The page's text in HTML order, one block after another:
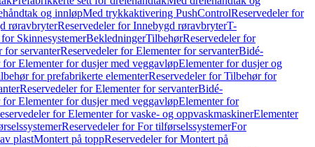
og innløpMed trykkaktivering PushControlReservedeler for
røravbryterReservedeler for Innebygd røravbryterT-
SkinnesystemerBekledningerTilbehørReservedeler for
for servanterReservedeler for Elementer for servanterBidé-
for Elementer for dusjer med veggavløpElementer for dusjer og
for prefabrikerte elementerReservedeler for Tilbehør for
Reservedeler for Elementer for servanterBidé-
for Elementer for dusjer med veggavløpElementer for
for Elementer for vaske- og oppvaskmaskinerElementer
Reservedeler for For tilførselssystemerFor
plastMontert på toppReservedeler for Montert på